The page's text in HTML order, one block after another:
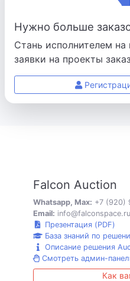
Нужно больше
Стань исполнителем
заявки на проекты
Falcon Auction
Whatsapp, Max: +7 (920)
Email: info@falconspace.ru
Презентация (PDF)
База знаний по
Описание решения
Смотреть админ-
Как